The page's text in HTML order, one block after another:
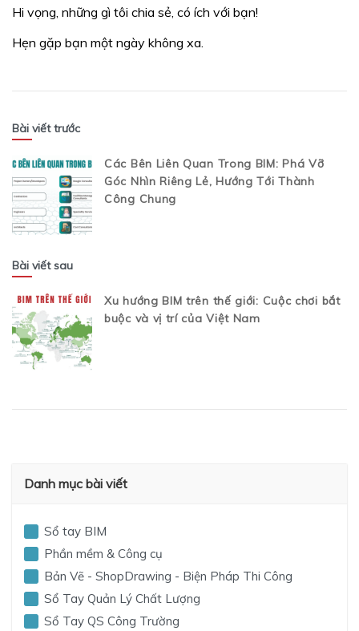
Hi vọng, những gì tôi chia sẻ, có ích với bạn!
Hẹn gặp bạn một ngày không xa.
Bài viết trước
Các Bên Liên Quan Trong BIM: Phá Vỡ
Góc Nhìn Riêng Lẻ, Hướng Tới Thành
Công Chung
Bài viết sau
Xu hướng BIM trên thế giới: Cuộc chơi bắt
buộc và vị trí của Việt Nam
Danh mục bài viết
Sổ tay BIM
Phần mềm & Công cụ
Bản Vẽ - ShopDrawing - Biện Pháp Thi Công
Sổ Tay Quản Lý Chất Lượng
Sổ Tay QS Công Trường